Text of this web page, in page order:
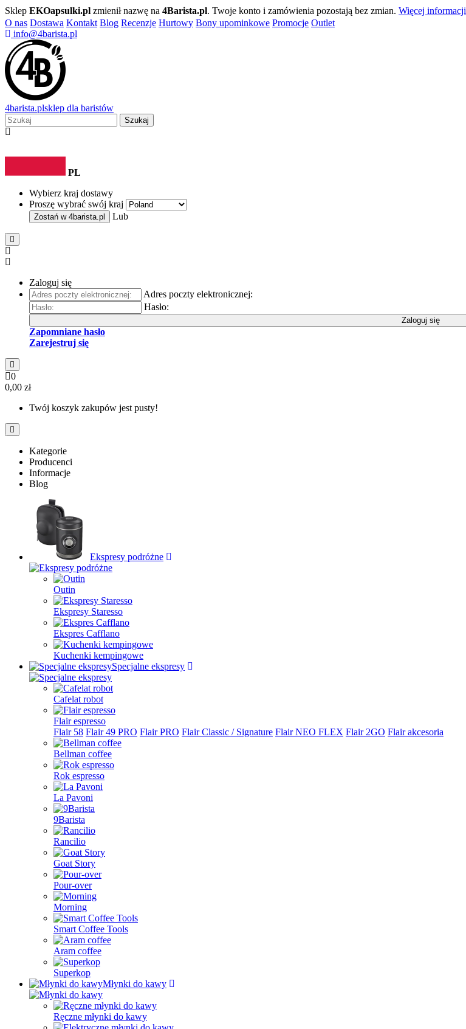
Sklep EKOapsulki.pl zmienił nazwę na 4Barista.pl. Twoje konto i zamówienia pozostają bez zmian. Więcej informacji
O nas Dostawa Kontakt Blog Recenzje Hurtowy Bony upominkowe Promocje Outlet
info@4barista.pl
4barista.plsklep dla baristów
Szukaj
PL
Wybierz kraj dostawy
Proszę wybrać swój kraj
Zostań w 4barista.pl Lub
Zaloguj się
Adres poczty elektronicznej:
Hasło:
Zaloguj się
Zapomniane hasło
Zarejestruj się
0
0,00 zł
Twój koszyk zakupów jest pusty!
Kategorie
Producenci
Informacje
Blog
Ekspresy podróżne
Outin
Ekspresy Staresso
Ekspres Cafflano
Kuchenki kempingowe
Specjalne ekspresy
Cafelat robot
Flair espresso
Flair 58 Flair 49 PRO Flair PRO Flair Classic / Signature Flair NEO FLEX Flair 2GO Flair akcesoria
Bellman coffee
Rok espresso
La Pavoni
9Barista
Rancilio
Goat Story
Pour-over
Morning
Smart Coffee Tools
Aram coffee
Superkop
Młynki do kawy
Ręczne młynki do kawy